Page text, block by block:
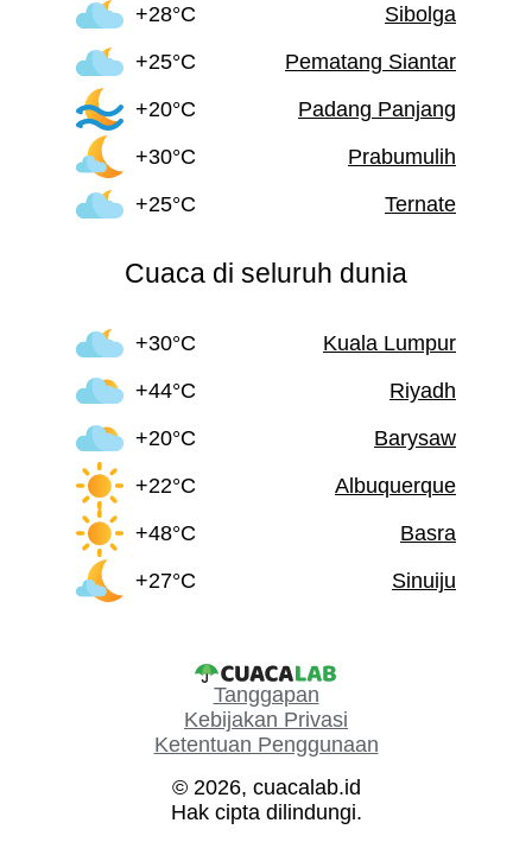
+28°C
Sibolga
+25°C
Pematang Siantar
+20°C
Padang Panjang
+30°C
Prabumulih
+25°C
Ternate
Cuaca di seluruh dunia
+30°C
Kuala Lumpur
+44°C
Riyadh
+20°C
Barysaw
+22°C
Albuquerque
+48°C
Basra
+27°C
Sinuiju
Tanggapan
Kebijakan Privasi
Ketentuan Penggunaan
© 2026, cuacalab.id
Hak cipta dilindungi.